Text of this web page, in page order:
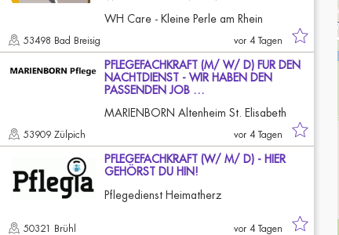
WH Care - Kleine Perle am Rhein
53498 Bad Breisig vor 4 Tagen
PFLEGEFACHKRAFT (M/ W/ D) FÜR DEN
NACHTDIENST - WIR HABEN DEN
PASSENDEN JOB …
MARIENBORN Altenheim St. Elisabeth
53909 Zülpich vor 4 Tagen
PFLEGEFACHKRAFT (W/ M/ D) - HIER
GEHÖRST DU HIN!
Pflegedienst Heimatherz
50321 Brühl vor 4 Tagen